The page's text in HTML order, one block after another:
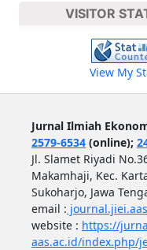
VISITOR
View My
Jurnal Ilmiah
2579-6534(online);
Jl. Slamet Riyadi
Makamhaji, Kec.
Sukoharjo, Jawa
email :
website : https://
aas.ac.id/index.php/